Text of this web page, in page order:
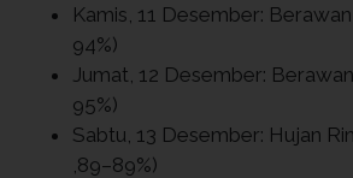
Kamis, 11 Desember: Berawan
94%)
Jumat, 12 Desember:
95%)
Sabtu, 13 Desember: Hujan
,89–89%)